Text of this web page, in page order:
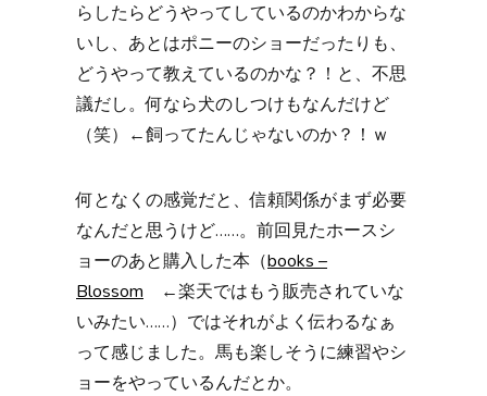
らしたらどうやってしているのかわからな
いし、あとはポニーのショーだったりも、
どうやって教えているのかな？！と、不思
議だし。何なら犬のしつけもなんだけど
（笑）←飼ってたんじゃないのか？！ｗ
何となくの感覚だと、信頼関係がまず必要
なんだと思うけど……。前回見たホースシ
ョーのあと購入した本（books –
Blossom ←楽天ではもう販売されていな
いみたい……）ではそれがよく伝わるなぁ
って感じました。馬も楽しそうに練習やシ
ョーをやっているんだとか。